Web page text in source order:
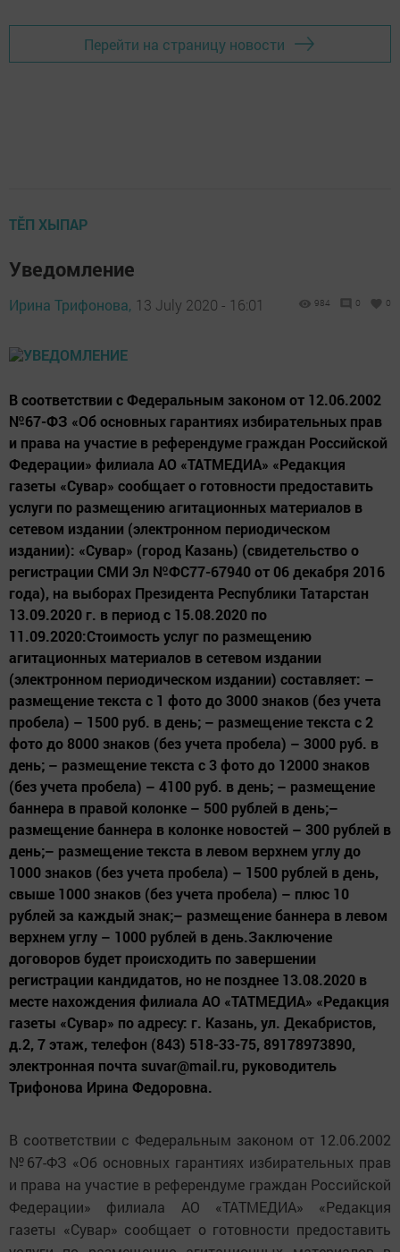
Перейти на страницу новости
ТӖП ХЫПАР
Уведомление
Ирина Трифонова, 13 July 2020 - 16:01 984 0 0
В соответствии с Федеральным законом от 12.06.2002
№67-ФЗ «Об основных гарантиях избирательных прав
и права на участие в референдуме граждан Российской
Федерации» филиала АО «ТАТМЕДИА» «Редакция
газеты «Сувар» сообщает о готовности предоставить
услуги по размещению агитационных материалов в
сетевом издании (электронном периодическом
издании): «Сувар» (город Казань) (свидетельство о
регистрации СМИ Эл №ФС77-67940 от 06 декабря 2016
года), на выборах Президента Республики Татарстан
13.09.2020 г. в период с 15.08.2020 по
11.09.2020:Стоимость услуг по размещению
агитационных материалов в сетевом издании
(электронном периодическом издании) составляет: –
размещение текста с 1 фото до 3000 знаков (без учета
пробела) – 1500 руб. в день; – размещение текста с 2
фото до 8000 знаков (без учета пробела) – 3000 руб. в
день; – размещение текста с 3 фото до 12000 знаков
(без учета пробела) – 4100 руб. в день; – размещение
баннера в правой колонке – 500 рублей в день;–
размещение баннера в колонке новостей – 300 рублей в
день;– размещение текста в левом верхнем углу до
1000 знаков (без учета пробела) – 1500 рублей в день,
свыше 1000 знаков (без учета пробела) – плюс 10
рублей за каждый знак;– размещение баннера в левом
верхнем углу – 1000 рублей в день.Заключение
договоров будет происходить по завершении
регистрации кандидатов, но не позднее 13.08.2020 в
месте нахождения филиала АО «ТАТМЕДИА» «Редакция
газеты «Сувар» по адресу: г. Казань, ул. Декабристов,
д.2, 7 этаж, телефон (843) 518-33-75, 89178973890,
электронная почта suvar@mail.ru, руководитель
Трифонова Ирина Федоровна.
В соответствии с Федеральным законом от 12.06.2002
№67-ФЗ «Об основных гарантиях избирательных прав
и права на участие в референдуме граждан Российской
Федерации» филиала АО «ТАТМЕДИА» «Редакция
газеты «Сувар» сообщает о готовности предоставить